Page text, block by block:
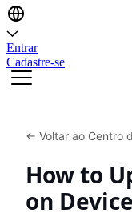
Entrar
Cadastre-se
← Voltar ao Centro
How to
on